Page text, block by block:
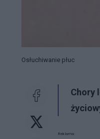
Osłuchiwanie płuc
Chory
Reklama: